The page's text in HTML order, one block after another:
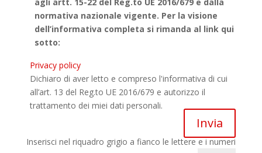
normativa nazionale vigente. Per la visione
dell’informativa completa si rimanda al link qui
sotto:
Privacy policy
Dichiaro di aver letto e compreso l'informativa di cui
all’art. 13 del Reg.to UE 2016/679 e autorizzo il
trattamento dei miei dati personali.
Inserisci nel riquadro grigio a fianco le lettere e i numeri